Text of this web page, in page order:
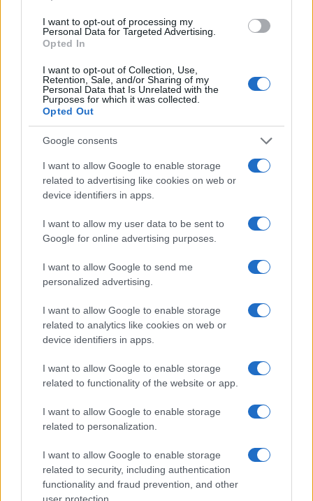
I want to opt-out of processing my
Personal Data for Targeted Advertising.
Opted In
I want to opt-out of Collection, Use,
Retention, Sale, and/or Sharing of my
Personal Data that Is Unrelated with the
Purposes for which it was collected.
Opted Out
Google consents
I want to allow Google to enable storage
related to advertising like cookies on web or
device identifiers in apps.
I want to allow my user data to be sent to
Google for online advertising purposes.
I want to allow Google to send me
personalized advertising.
I want to allow Google to enable storage
related to analytics like cookies on web or
device identifiers in apps.
I want to allow Google to enable storage
related to functionality of the website or app.
I want to allow Google to enable storage
related to personalization.
I want to allow Google to enable storage
related to security, including authentication
functionality and fraud prevention, and other
user protection.
Paulizzio Masala
Notizie in tempo reale?
GalluraOggi.it
Inviaci le tue segnalazioni,
i tuoi video e le tue foto
Su WhatsApp al numero +39
345 356 7512
Ricevi le nostre ultime news
daGoogle News
Condividi l'articolo
a
b
o
w
te
r
n
re
st
W
h
s
A
h
re
Prossimo articolo